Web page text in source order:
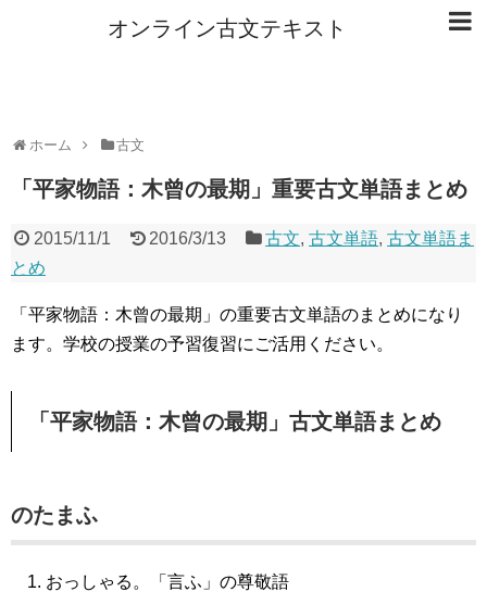
オンライン古文テキスト
ホーム 古文
「平家物語：木曾の最期」重要古文単語まとめ
2015/11/1 2016/3/13 古文,古文単語,古文単語ま
とめ
「平家物語：木曾の最期」の重要古文単語のまとめになり
ます。学校の授業の予習復習にご活用ください。
「平家物語：木曾の最期」古文単語まとめ
のたまふ
おっしゃる。「言ふ」の尊敬語